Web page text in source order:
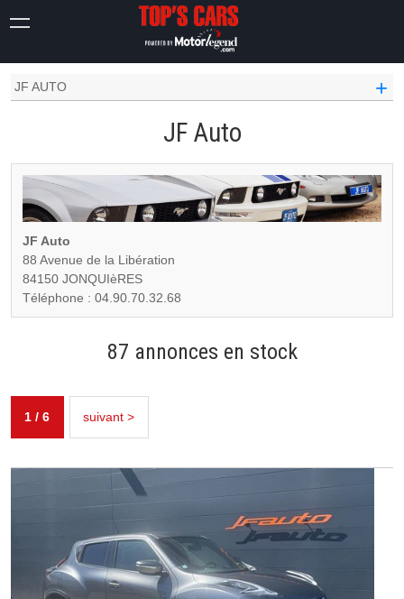
ANNUAIRE PROFESSIONNEL AUTOMOBILE
JF AUTO
+
JF Auto
JF Auto
88 Avenue de la Libération
84150 JONQUIèRES
Téléphone : 04.90.70.32.68
87 annonces en stock
1 / 6 suivant >